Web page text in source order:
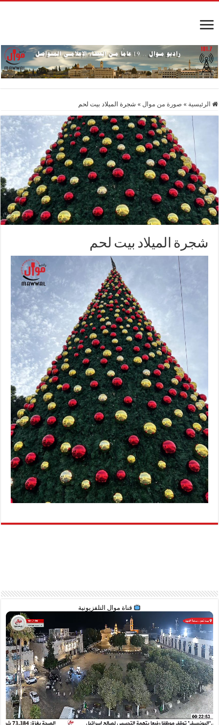
الرئيسية » صورة من موال » شجرة الميلاد بيت لحم
شجرة الميلاد بيت لحم
قناة موال التلفزيونية